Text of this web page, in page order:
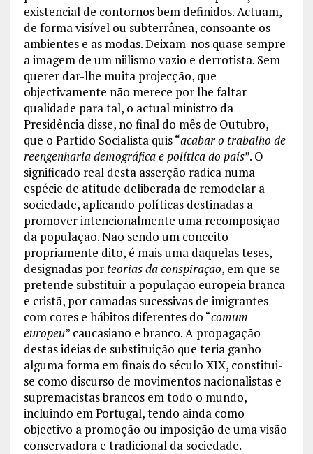
existencial de contornos bem definidos. Actuam,
de forma visível ou subterrânea, consoante os
ambientes e as modas. Deixam-nos quase sempre
a imagem de um niilismo vazio e derrotista. Sem
querer dar-lhe muita projecção, que
objectivamente não merece por lhe faltar
qualidade para tal, o actual ministro da
Presidência disse, no final do mês de Outubro,
que o Partido Socialista quis “acabar o trabalho de
reengenharia demográfica e política do país”. O
significado real desta asserção radica numa
espécie de atitude deliberada de remodelar a
sociedade, aplicando políticas destinadas a
promover intencionalmente uma recomposição
da população. Não sendo um conceito
propriamente dito, é mais uma daquelas teses,
designadas por teorias da conspiração, em que se
pretende substituir a população europeia branca
e cristã, por camadas sucessivas de imigrantes
com cores e hábitos diferentes do “comum
europeu” caucasiano e branco. A propagação
destas ideias de substituição que teria ganho
alguma forma em finais do século XIX, constitui-
se como discurso de movimentos nacionalistas e
supremacistas brancos em todo o mundo,
incluindo em Portugal, tendo ainda como
objectivo a promoção ou imposição de uma visão
conservadora e tradicional da sociedade.